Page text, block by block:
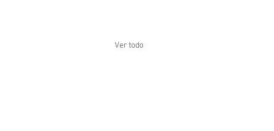
Ver todo